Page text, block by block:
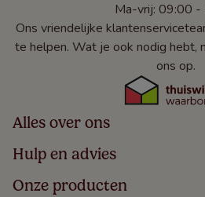
Ma-vrij: 09:00 -
Ons vriendelijke
te helpen. Wat je ook nodig hebt,
ons op.
Alles over ons
Home
Over
Bestellen
Hulp en advies
Volg Je Bestelling
Onze producten